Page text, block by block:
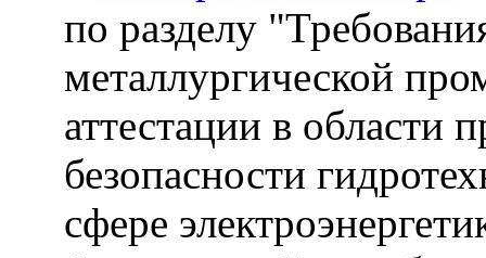
по разделу
металлургической
аттестации в области
безопасности
сфере